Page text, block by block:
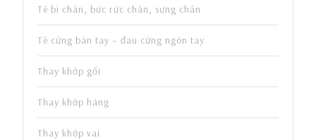
Tê bì chân, bức rức chân, sưng chân
Tê cứng bàn tay – đau cứng ngón tay
Thay khớp gối
Thay khớp háng
Thay khớp vai